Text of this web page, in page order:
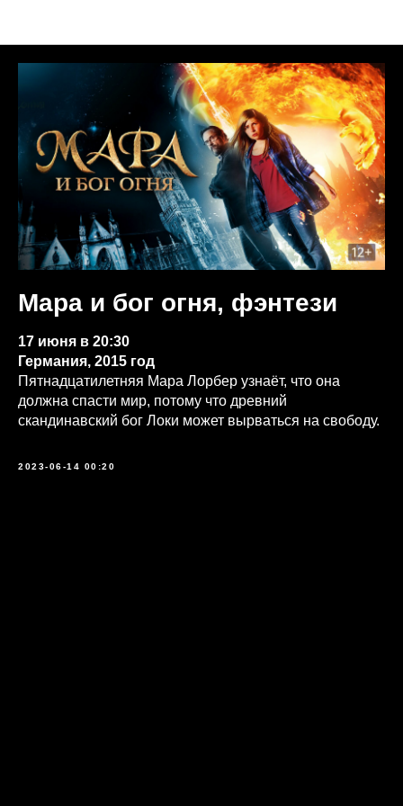
Мара и бог огня, фэнтези
17 июня в 20:30
Германия, 2015 год
Пятнадцатилетняя Мара Лорбер узнаёт, что она
должна спасти мир, потому что древний
скандинавский бог Локи может вырваться на свободу.
2023-06-14 00:20